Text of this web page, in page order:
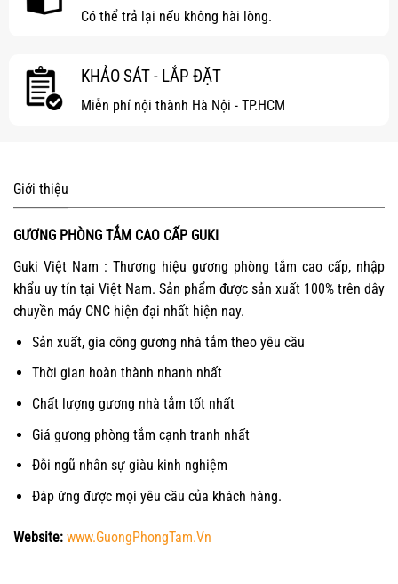
Có thể trả lại nếu không hài lòng.
KHẢO SÁT - LẮP ĐẶT
Miễn phí nội thành Hà Nội - TP.HCM
Giới thiệu
GƯƠNG PHÒNG TẮM CAO CẤP GUKI
Guki Việt Nam : Thương hiệu gương phòng tắm cao cấp, nhập
khẩu uy tín tại Việt Nam. Sản phẩm được sản xuất 100% trên dây
chuyền máy CNC hiện đại nhất hiện nay.
Sản xuất, gia công gương nhà tắm theo yêu cầu
Thời gian hoàn thành nhanh nhất
Chất lượng gương nhà tắm tốt nhất
Giá gương phòng tắm cạnh tranh nhất
Đỗi ngũ nhân sự giàu kinh nghiệm
Đáp ứng được mọi yêu cầu của khách hàng.
Website: www.GuongPhongTam.Vn